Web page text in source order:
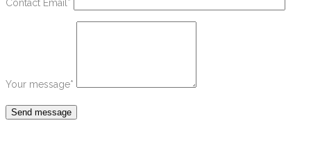
Contact Email *
Your message*